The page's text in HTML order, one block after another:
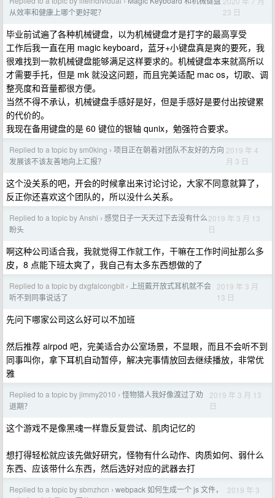
从效率和健康上哪个更好呢？
23 日
毕业前试遍了各种机械键盘，以为机械键盘才是打字的最高享受
工作后我一直在用 magic keyboard，蓝牙+小键盘真是爽的要死，我
很难找到一款机械键盘能够满足这样要求的。机械键盘本来就高所以
才需要手托，但是 mk 就没这问题，而且完美适配 mac os，切歌、调
整亮度和音量都很方便。
当然不得不承认，机械键盘手感好是好，但是手感好是要付出按键累
的代价的。
我现在备用键盘的是 60 键位的银轴 qunix，勉强符合要求。
Replied to a topic by sm0king › 项目正在朝着对团队不友好的方向
发展该不该友善地向上汇报？
2019 年 4
月 3 日
这个没关系的吧，开会的时候拿出来讨论讨论，大家不同意就算了，
反正你还喜欢这个团队的，所以没什么关系。
Replied to a topic by Anshi › 感觉日子一天天过下去没有什么
盼头
2019 年 3 月 13
日
啊这种公司适合我，我就觉得工作就工作，干嘛在工作时间扯那么多
皮，8 点能下班太爽了，我自己有太多东西想做的了
Replied to a topic by dxgfalcongbit ›
上班戴开放式耳机就不会
听不到同事说话了
2019 年 3 月
13 日
先问下哪家公司这么好可以不加班
然后推荐 airpod 吧，完美适合办公室场景，不显眼，而且不会听不到
同事叫你，拿下耳机自动暂停，解决完事情放回去继续播放，非常优
雅
Replied to a topic by jimmy2010 › 怪物猎人我好像渡过了劝
退期？
2019 年 3 月 13
日
这个游戏不是像黑魂一样靠反复尝试、肌肉记忆的
想打得轻松就应该先做好研究，怪物有什么动作、肉质如何、弱什么
东西、应该带什么东西，然后选好对应的武器去打
Replied to a topic by sbmzhcn › webpack 如何生成一个 js 文件，
2019 年 3